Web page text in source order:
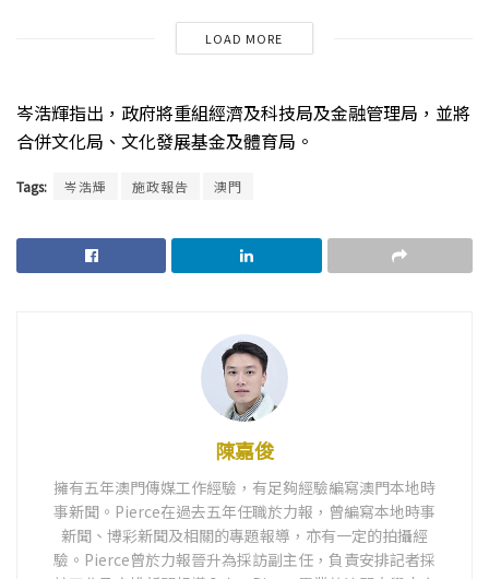
LOAD MORE
岑浩輝指出，政府將重組經濟及科技局及金融管理局，並將
合併文化局、文化發展基金及體育局。
Tags: 岑浩輝 施政報告 澳門
陳嘉俊
擁有五年澳門傳媒工作經驗，有足夠經驗編寫澳門本地時
事新聞。Pierce在過去五年任職於力報，曾編寫本地時事
新聞、博彩新聞及相關的專題報導，亦有一定的拍攝經
驗。Pierce曾於力報晉升為採訪副主任，負責安排記者採